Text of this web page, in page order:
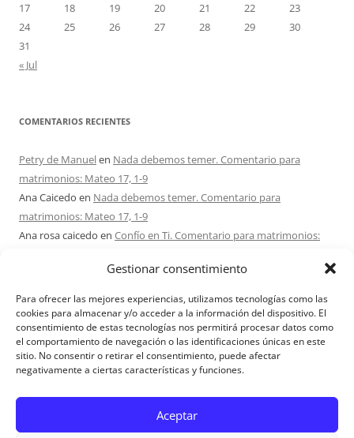
Gestionar consentimiento
Para ofrecer las mejores experiencias, utilizamos tecnologías como las
cookies para almacenar y/o acceder a la información del dispositivo. El
consentimiento de estas tecnologías nos permitirá procesar datos como
el comportamiento de navegación o las identificaciones únicas en este
sitio. No consentir o retirar el consentimiento, puede afectar
negativamente a ciertas características y funciones.
Aceptar
17
18 19 20 21 22
23
24
25 26 27 28 29
30
31
« Jul
COMENTARIOS RECIENTES
Petry de Manuelen Nada debemos temer. Comentario para
matrimonios: Mateo 17, 1-9
Ana Caicedo en Nada debemos temer. Comentario para
matrimonios: Mateo 17, 1-9
Ana rosa caicedo en Confío en Ti. Comentario para matrimonios:
en¿Ser o hacer? Comentario para Matrimonios:
Mateo 15, 1-2. 10-14
Maria Asuncion Herrero Mendezen¿Ser o hacer? Comentario para
Matrimonios: Mateo 15, 1-2. 10-14